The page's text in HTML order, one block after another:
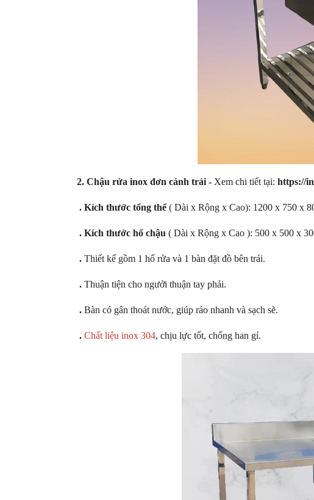
2. Chậu rửa inox đơn cánh trái - Xem chi tiết tại: https://
. Kích thước tổng thể( Dài x Rộng x Cao): 1200 x 750 x
. Kích thước hố chậu ( Dài x Rộng x Cao ): 500 x 500 x
. Thiết kế gồm 1 hố rửa và 1 bàn đặt đồ bên trái.
. Thuận tiện cho ngưởi thuận tay phải.
. Bàn có gân thoát nước, giúp ráo nhanh và sạch sẽ.
. Chất liệu inox 304, chịu lực tốt, chống han gỉ.